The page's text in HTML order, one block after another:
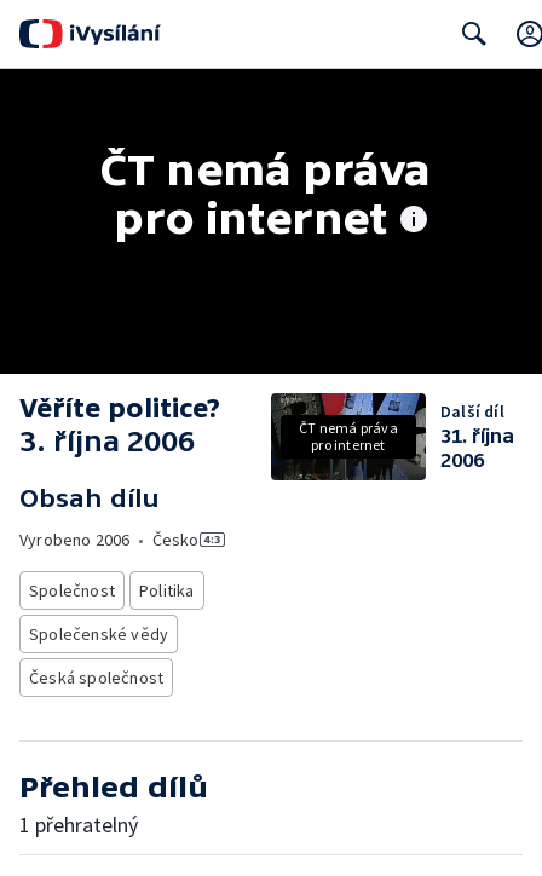
ČT nemá práva
pro internet
Věříte politice?
3. října 2006
Obsah dílu
Vyrobeno 2006 • Česko
Společnost
Politika
Společenské vědy
Česká společnost
ČT nemá práva
pro internet
Další díl
31. října
2006
Přehled dílů
1 přehratelný